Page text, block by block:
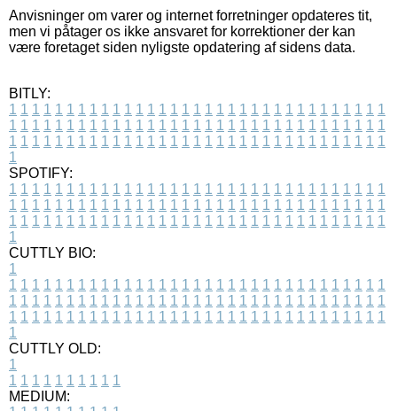
Anvisninger om varer og internet forretninger opdateres tit,
men vi påtager os ikke ansvaret for korrektioner der kan
være foretaget siden nyligste opdatering af sidens data.
BITLY:
1 1 1 1 1 1 1 1 1 1 1 1 1 1 1 1 1 1 1 1 1 1 1 1 1 1 1 1 1 1 1 1 1
1 1 1 1 1 1 1 1 1 1 1 1 1 1 1 1 1 1 1 1 1 1 1 1 1 1 1 1 1 1 1 1 1
1 1 1 1 1 1 1 1 1 1 1 1 1 1 1 1 1 1 1 1 1 1 1 1 1 1 1 1 1 1 1 1 1
1
SPOTIFY:
1 1 1 1 1 1 1 1 1 1 1 1 1 1 1 1 1 1 1 1 1 1 1 1 1 1 1 1 1 1 1 1 1
1 1 1 1 1 1 1 1 1 1 1 1 1 1 1 1 1 1 1 1 1 1 1 1 1 1 1 1 1 1 1 1 1
1 1 1 1 1 1 1 1 1 1 1 1 1 1 1 1 1 1 1 1 1 1 1 1 1 1 1 1 1 1 1 1 1
1
CUTTLY BIO:
1
1 1 1 1 1 1 1 1 1 1 1 1 1 1 1 1 1 1 1 1 1 1 1 1 1 1 1 1 1 1 1 1 1
1 1 1 1 1 1 1 1 1 1 1 1 1 1 1 1 1 1 1 1 1 1 1 1 1 1 1 1 1 1 1 1 1
1 1 1 1 1 1 1 1 1 1 1 1 1 1 1 1 1 1 1 1 1 1 1 1 1 1 1 1 1 1 1 1 1
1
CUTTLY OLD:
1
1 1 1 1 1 1 1 1 1 1
MEDIUM: